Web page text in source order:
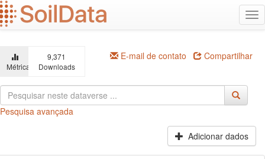
Ir
para
o
principal
Métricas
9,371
Downloads
E-mail de contato Compartilhar
Pesquisa avançada
Adicionar dados